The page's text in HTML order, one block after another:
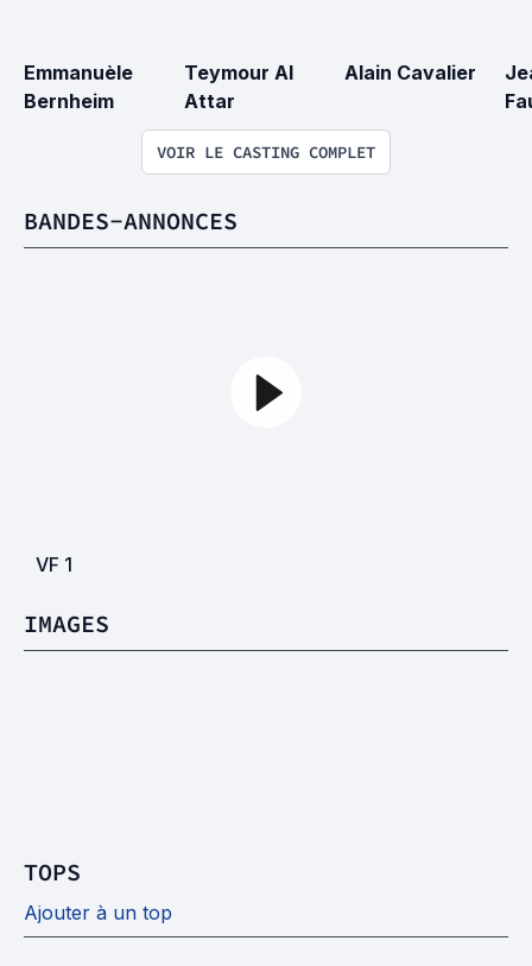
Emmanuèle
Bernheim
Teymour Al
Attar
Alain Cavalier
VOIR LE CASTING COMPLET
BANDES-ANNONCES
VF 1
IMAGES
TOPS
Ajouter à un top